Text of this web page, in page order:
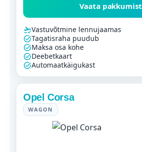
Vaata pakkumist
Vastuvõtmine lennujaamas
Tagatisraha puudub
Maksa osa kohe
Deebetkaart
Automaatkäigukast
Opel Corsa
WAGON